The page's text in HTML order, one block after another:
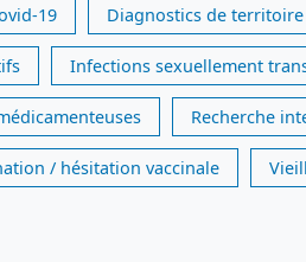
19 Diagnostics de territoire
Infections sexuellement
Recherche
/ hésitation vaccinale